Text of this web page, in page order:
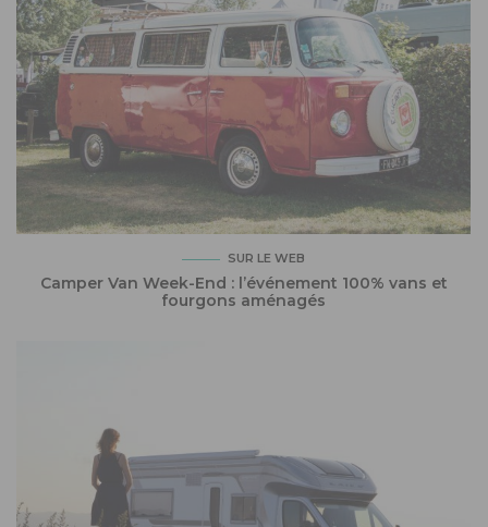
SUR LE WEB
Camper Van Week-End : l’événement 100% vans et
fourgons aménagés